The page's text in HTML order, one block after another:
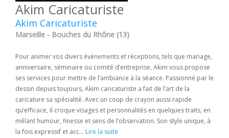
Akim Caricaturiste
Akim Caricaturiste
Marseille - Bouches du Rhône (13)
Pour animer vos divers événements et réceptions, tels que mariage,
anniversaire, séminaire ou comité d’entreprise, Akim vous propose
ses services pour mettre de l’ambiance à la séance. Passionné par le
dessin depuis toujours, Akim caricaturiste a fait de l’art de la
caricature sa spécialité. Avec un coup de crayon aussi rapide
qu’efficace, il croque visages et personnalités en quelques traits, en
mêlant humour, finesse et sens de l’observation. Son style unique, à
la fois expressif et acc... Lire la suite